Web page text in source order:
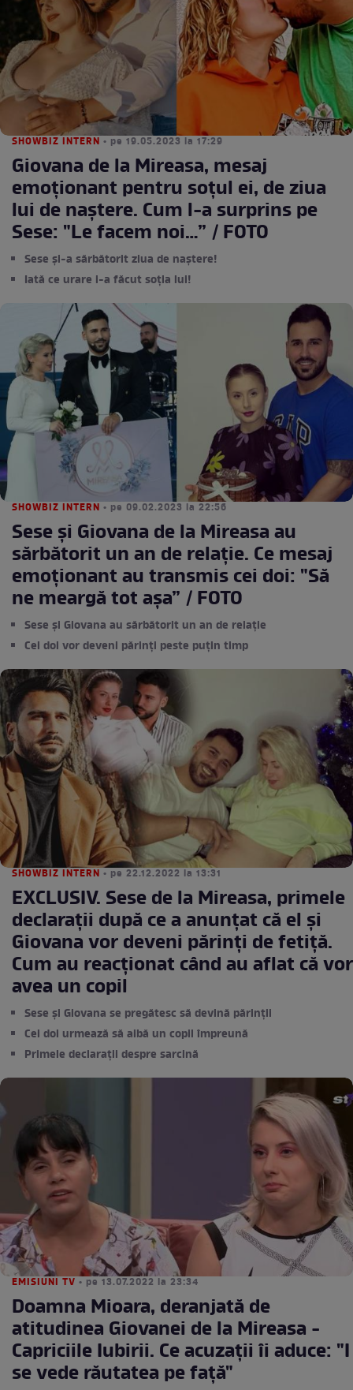
SHOWBIZ INTERN • pe 19.05.2023 la 17:29
Giovana de la Mireasa, mesaj
emoționant pentru soțul ei, de ziua
lui de naștere. Cum l-a surprins pe
Sese: "Le facem noi…” / FOTO
Sese și-a sărbătorit ziua de naștere!
Iată ce urare i-a făcut soția lui!
SHOWBIZ INTERN • pe 09.02.2023 la 22:56
Sese și Giovana de la Mireasa au
sărbătorit un an de relație. Ce mesaj
emoționant au transmis cei doi: "Să
ne meargă tot așa” / FOTO
Sese și Giovana au sărbătorit un an de relație
Cei doi vor deveni părinți peste puțin timp
SHOWBIZ INTERN • pe 22.12.2022 la 13:31
EXCLUSIV. Sese de la Mireasa, primele
declarații după ce a anunțat că el și
Giovana vor deveni părinți de fetiță.
Cum au reacționat când au aflat că vor
avea un copil
Sese și Giovana se pregătesc să devină părinții
Cei doi urmează să aibă un copil împreună
Primele declarații despre sarcină
EMISIUNI TV • pe 13.07.2022 la 23:34
Doamna Mioara, deranjată de
atitudinea Giovanei de la Mireasa -
Capriciile Iubirii. Ce acuzații îi aduce: "I
se vede răutatea pe față"